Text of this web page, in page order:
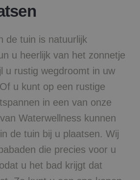
de tuin is natuurlijk
u heerlijk van het zonnetje
u rustig wegdroomt in uw
u kunt op een rustige
in een van onze
Waterwellness kunnen
de tuin bij u plaatsen. Wij
die precies voor u
u het bad krijgt dat